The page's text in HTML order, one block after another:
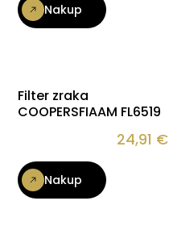
Nakup
Filter zraka
COOPERSFIAAM FL6519
24,91 €
Nakup